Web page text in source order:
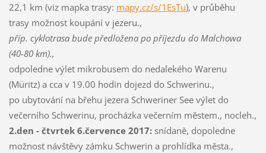
22,1 km (viz mapka trasy: mapy.cz/s/1EsTu), v průběhu
trasy možnost koupání v jezeru.,
příp. cyklotrasa bude předložena po příjezdu do Malchowa
(40-80 km).,
odpoledne výlet mikrobusem do nedalekého Warenu
(Müritz) a cca v 19.00 hodin dojezd do Schwerinu.,
po ubytování na břehu jezera Schweriner See výlet do
večerního Schwerinu, procházka večerním městem., nocleh.,
2.den - čtvrtek 6.července 2017:snídaně, dopoledne
možnost návštěvy zámku Schwerin a prohlídka města.,